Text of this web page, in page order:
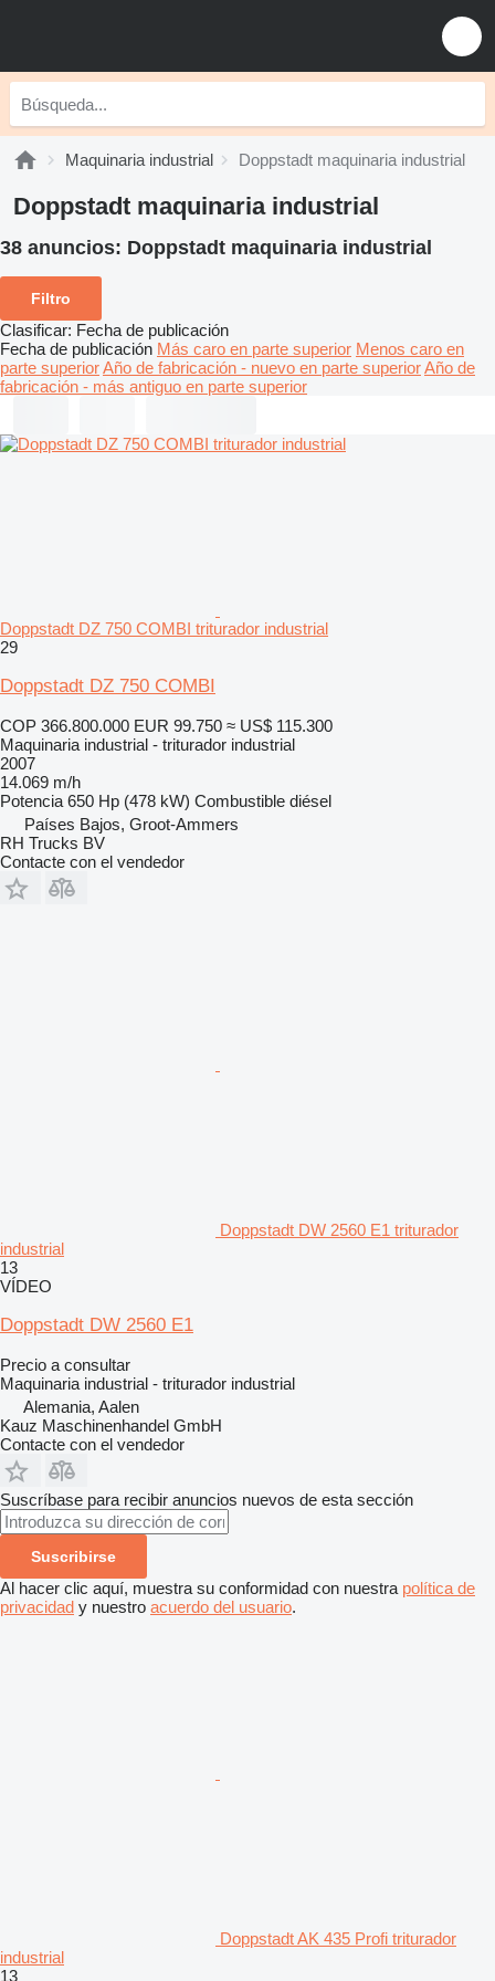
Maquinaria industrial Doppstadt maquinaria industrial
Doppstadt maquinaria industrial
38 anuncios: Doppstadt maquinaria industrial
Filtro
Clasificar: Fecha de publicación
Fecha de publicación Más caro en parte superior Menos caro en
parte superiorAño de fabricación - nuevo en parte superiorAño de
fabricación - más antiguo en parte superior
Doppstadt DZ 750 COMBI triturador industrial
29
Doppstadt DZ 750 COMBI
COP 366.800.000 EUR 99.750 ≈ US$ 115.300
Maquinaria industrial - triturador industrial
2007
14.069 m/h
Potencia 650 Hp (478 kW) Combustible diésel
Países Bajos, Groot-Ammers
RH Trucks BV
Contacte con el vendedor
Doppstadt DW 2560 E1 triturador
industrial
13
VÍDEO
Doppstadt DW 2560 E1
Precio a consultar
Maquinaria industrial - triturador industrial
Alemania, Aalen
Kauz Maschinenhandel GmbH
Contacte con el vendedor
Suscríbase para recibir anuncios nuevos de esta sección
Suscribirse
Al hacer clic aquí, muestra su conformidad con nuestra política de
privacidad y nuestro acuerdo del usuario.
Doppstadt AK 435 Profi triturador
industrial
13